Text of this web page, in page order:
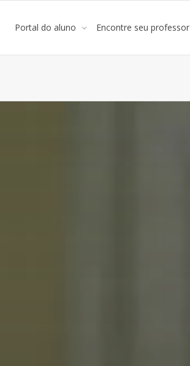
Portal do aluno Encontre seu professor